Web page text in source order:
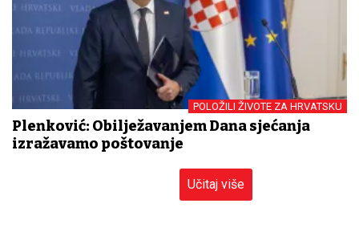
POLOŽILI ŽIVOTE ZA HRVATSKU
Plenković: Obilježavanjem Dana sjećanja
izražavamo poštovanje
Učitaj više